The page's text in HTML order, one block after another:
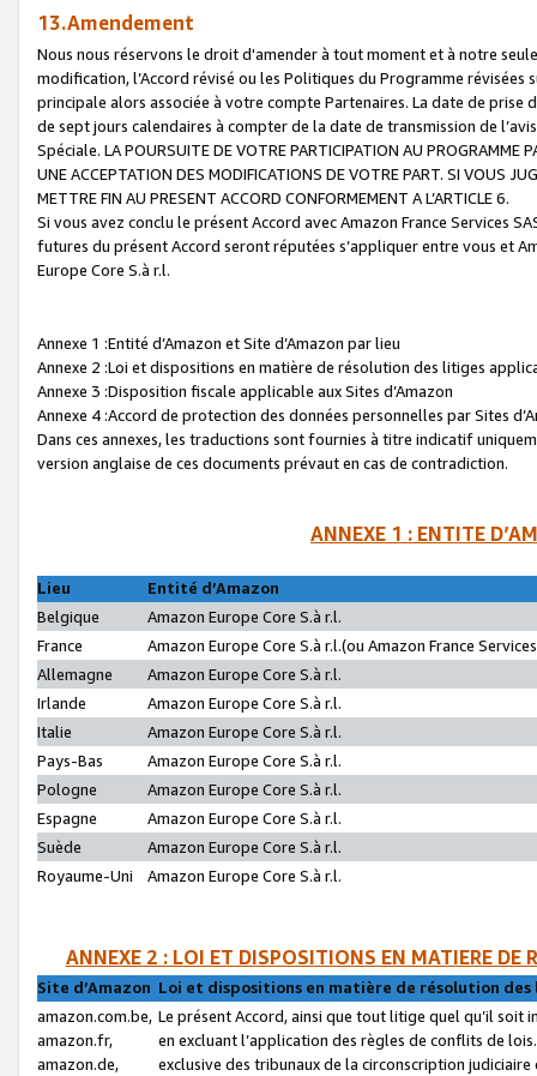
13.Amendement
Nous nous réservons le droit d'amender à tout moment et à notre
modification, l’Accord révisé ou les Politiques du Programme
principale alors associée à votre compte Partenaires. La date de
de sept jours calendaires à compter de la date de transmission de
Spéciale. LA POURSUITE DE VOTRE PARTICIPATION AU PROGRAMME
UNE ACCEPTATION DES MODIFICATIONS DE VOTRE PART. SI VOUS
METTRE FIN AU PRESENT ACCORD CONFORMEMENT A L’ARTICLE 6.
Si vous avez conclu le présent Accord avec Amazon France Services
futures du présent Accord seront réputées s’appliquer entre vous et
Europe Core S.à r.l.
Annexe 1 :Entité d’Amazon et Site d’Amazon par lieu
Annexe 2 :Loi et dispositions en matière de résolution des litiges
Annexe 3 :Disposition fiscale applicable aux Sites d’Amazon
Annexe 4 :Accord de protection des données personnelles par Sites
Dans ces annexes, les traductions sont fournies à titre indicatif
version anglaise de ces documents prévaut en cas de contradiction.
ANNEXE 1 : ENTITE
Lieu
Entité d’Amazon
Belgique
Amazon Europe Core S.à r.l.
France
Amazon Europe Core S.à r.l.(ou Amazon France
Allemagne
Amazon Europe Core S.à r.l.
Irlande
Amazon Europe Core S.à r.l.
Italie
Amazon Europe Core S.à r.l.
Pays-Bas
Amazon Europe Core S.à r.l.
Pologne
Amazon Europe Core S.à r.l.
Espagne
Amazon Europe Core S.à r.l.
Suède
Amazon Europe Core S.à r.l.
Royaume-Uni
Amazon Europe Core S.à r.l.
ANNEXE 2 : LOI ET DISPOSITIONS EN MATIERE DE
Site d’Amazon Loi et dispositions en matière de résolution
amazon.com.be,
amazon.fr,
amazon.de,
Le présent Accord, ainsi que tout litige quel qu’il soit
en excluant l’application des règles de conflits de
exclusive des tribunaux de la circonscription